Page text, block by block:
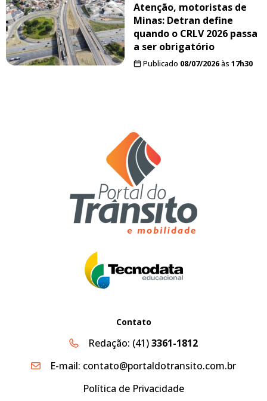
Atenção, motoristas de
Minas: Detran define
quando o CRLV 2026 passa
a ser obrigatório
Publicado 08/07/2026às 17h30
Contato
Redação: (41)3361-1812
E-mail: contato@portaldotransito.com.br
Política de Privacidade